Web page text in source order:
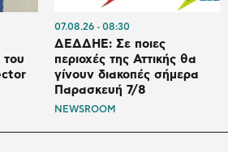
του
07.08.26 08:30
ΔΕΔΔΗΕ: Σε ποιες
περιοχές της Αττικής θα
γίνουν διακοπές σήμερα
Παρασκευή 7/8
NEWSROOM